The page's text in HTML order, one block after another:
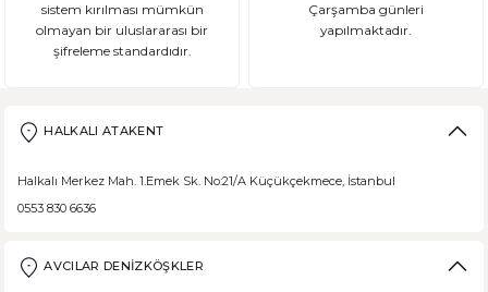
sistem kırılması mümkün
olmayan bir uluslararası bir
şifreleme standardıdır.
Çarşamba günleri
yapılmaktadır.
HALKALI ATAKENT
Halkalı Merkez Mah. 1.Emek Sk. No:21/A Küçükçekmece, İstanbul
0553 830 6636
AVCILAR DENİZKÖŞKLER